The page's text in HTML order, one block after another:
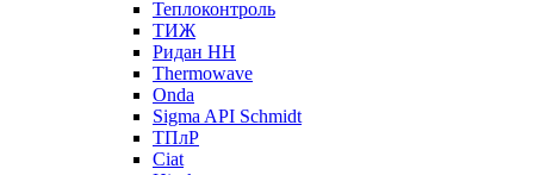
Теплоконтроль
ТИЖ
Ридан НН
Thermowave
Onda
Sigma API Schmidt
ТПлР
Ciat